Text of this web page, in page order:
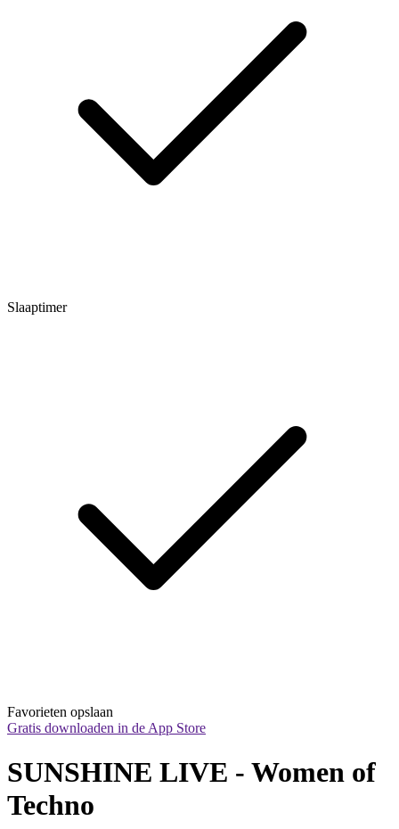
Slaaptimer
Favorieten opslaan
Gratis downloaden in de App Store
SUNSHINE LIVE - Women of
Techno